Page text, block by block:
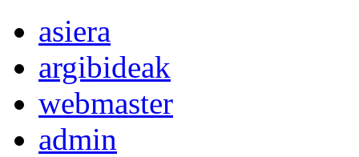
asiera
argibideak
webmaster
admin